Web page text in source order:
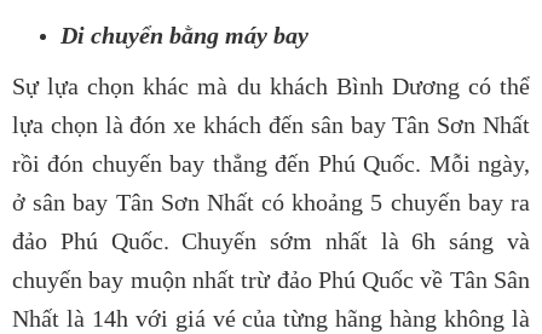
Di chuyển bằng máy bay
Sự lựa chọn khác mà du khách Bình Dương có thể
lựa chọn là đón xe khách đến sân bay Tân Sơn Nhất
rồi đón chuyến bay thẳng đến Phú Quốc. Mỗi ngày,
ở sân bay Tân Sơn Nhất có khoảng 5 chuyến bay ra
đảo Phú Quốc. Chuyến sớm nhất là 6h sáng và
chuyến bay muộn nhất trừ đảo Phú Quốc về Tân Sân
Nhất là 14h với giá vé của từng hãng hàng không là